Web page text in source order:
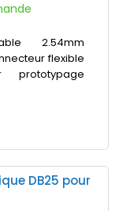
2.54mm
flexible
DB25 pour